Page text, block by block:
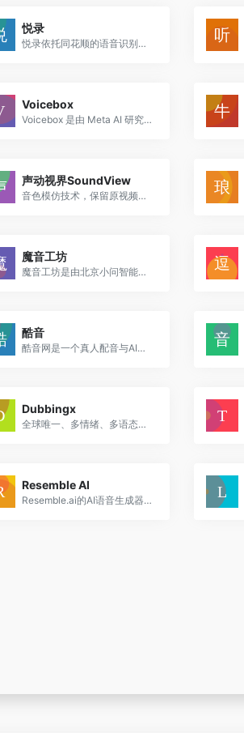
悦录
悦录依托同花顺的语音识别技术，为用户提供免费的录音转文字、语音转文字、视频字幕等服务，1小时音频最快5分钟出稿，准确率高达97%+，全程加密，文件信息安全。
Voicebox
Voicebox 是由 Meta AI 研究团队开发的一款领先的语音生成模型。Voicebox 能够在六种语言中合成语音，消除瞬态噪声，编辑内容，在语言之间转移音频风格，并生成多样的语音样本。
声动视界SoundView
音色模仿技术，保留原视频音色，可直接修改品牌和产品名称，通过其创新的技术和服务，为出海商家提供了一个强大的工具，以简化和加速产品营销视频的创作和本地化过程
魔音工坊
魔音工坊是由北京小问智能科技有限公司开发的一款配音软件，为用户提供一站式AI配音服务。它被广泛应用于短视频制作、有声书、广告、宣传纪录片等领域，是一款专业的AI语音配音与...
酷音
酷音网是一个真人配音与AI配音、视频拍摄与制作、音乐作词与谱曲、视频策划与创意等领域的创作、交易、推广运营于一体的音视频交易服务平台，致力于打造专注音视频领域的商业生态圈。
Dubbingx
全球唯一、多情绪、多语态、全可控的AI配音产品
Resemble AI
Resemble.ai的AI语音生成器是一个完整的生成式语音AI工具包，允许您在几秒钟内创建类似人类的声音。